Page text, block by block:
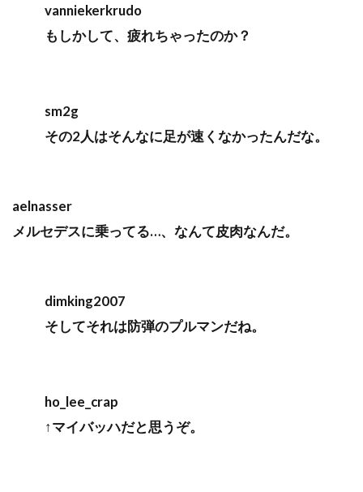
vanniekerkrudo
もしかして、疲れちゃったのか？
sm2g
その2人はそんなに足が速くなかったんだな。
aelnasser
メルセデスに乗ってる…、なんて皮肉なんだ。
dimking2007
そしてそれは防弾のプルマンだね。
ho_lee_crap
↑マイバッハだと思うぞ。